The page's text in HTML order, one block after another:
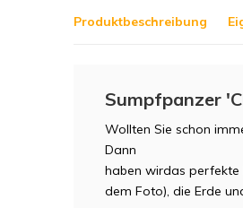
Produktbeschreibung
Sumpfpanzer
Wollten Sie schon
Dann
haben wirdas perfekte
dem Foto), die Erde